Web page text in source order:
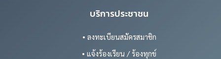
บริการประชาชน
• ลงทะเบียนสมัครสมาชิก
• แจ้งร้องเรียน / ร้องทุกข์